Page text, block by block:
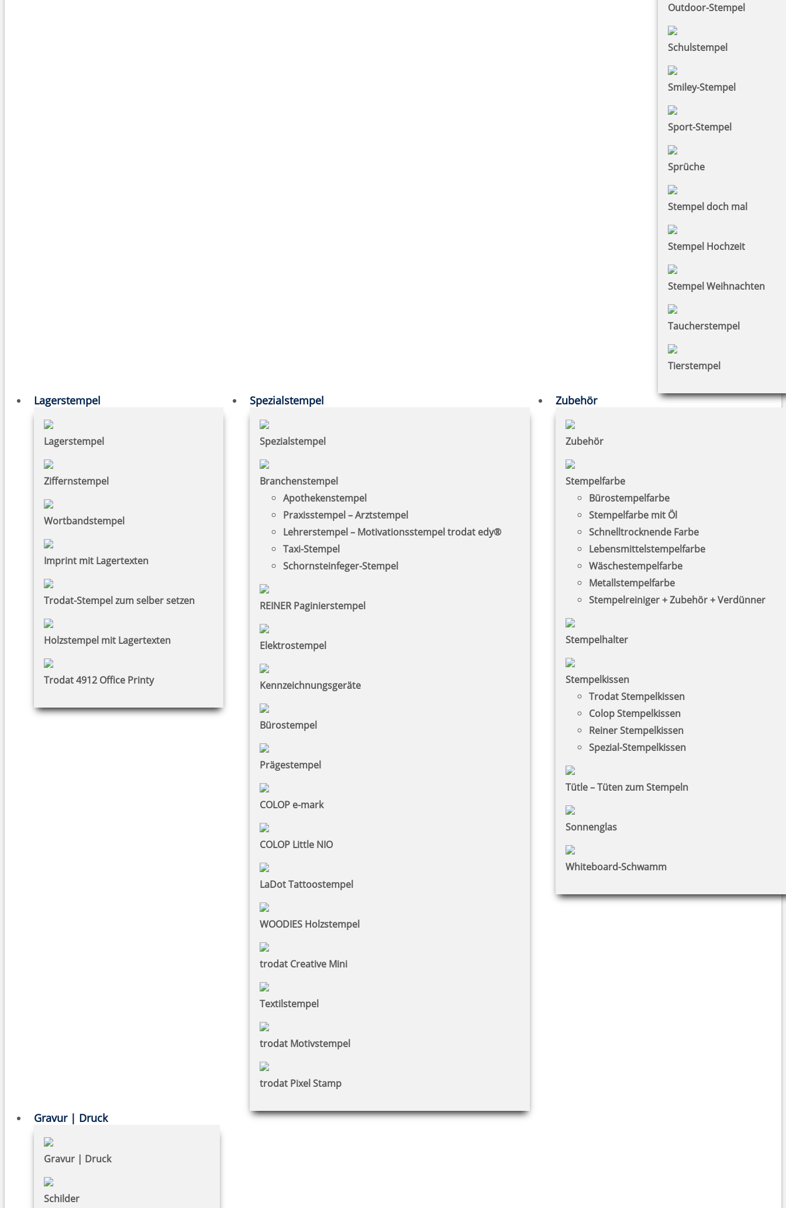
Outdoor-Stempel
Schulstempel
Smiley-Stempel
Sport-Stempel
Sprüche
Stempel doch mal
Stempel Hochzeit
Stempel Weihnachten
Taucherstempel
Tierstempel
Lagerstempel
Lagerstempel
Ziffernstempel
Wortbandstempel
Imprint mit Lagertexten
Trodat-Stempel zum selber setzen
Holzstempel mit Lagertexten
Trodat 4912 Office Printy
Spezialstempel
Spezialstempel
Branchenstempel
Apothekenstempel
Praxisstempel – Arztstempel
Lehrerstempel – Motivationsstempel trodat edy®
Taxi-Stempel
Schornsteinfeger-Stempel
REINER Paginierstempel
Elektrostempel
Kennzeichnungsgeräte
Bürostempel
Prägestempel
COLOP e-mark
COLOP Little NIO
LaDot Tattoostempel
WOODIES Holzstempel
trodat Creative Mini
Textilstempel
trodat Motivstempel
trodat Pixel Stamp
Zubehör
Zubehör
Stempelfarbe
Bürostempelfarbe
Stempelfarbe mit Öl
Schnelltrocknende Farbe
Lebensmittelstempelfarbe
Wäschestempelfarbe
Metallstempelfarbe
Stempelreiniger + Zubehör + Verdünner
Stempelhalter
Stempelkissen
Trodat Stempelkissen
Colop Stempelkissen
Reiner Stempelkissen
Spezial-Stempelkissen
Tütle – Tüten zum Stempeln
Sonnenglas
Whiteboard-Schwamm
Gravur | Druck
Gravur | Druck
Schilder